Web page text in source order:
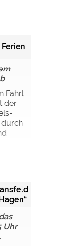
Fahrt
der
durch
Uhr